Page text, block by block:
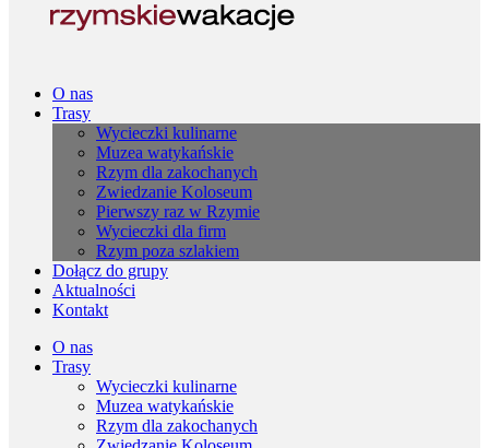
O nas
Trasy
Wycieczki kulinarne
Muzea watykańskie
Rzym dla zakochanych
Zwiedzanie Koloseum
Pierwszy raz w Rzymie
Wycieczki dla firm
Rzym poza szlakiem
Dołącz do grupy
Aktualności
Kontakt
O nas
Trasy
Wycieczki kulinarne
Muzea watykańskie
Rzym dla zakochanych